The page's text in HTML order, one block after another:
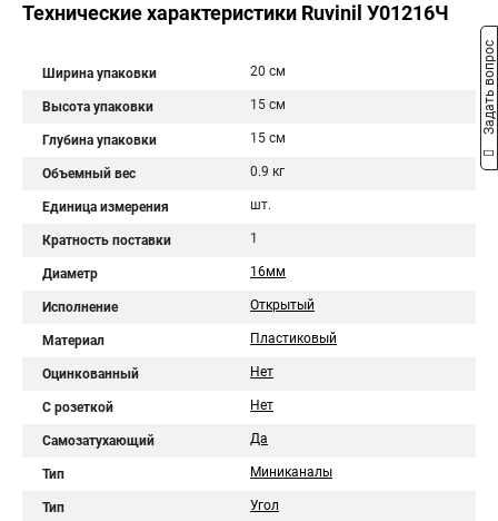
Технические характеристики Ruvinil У01216Ч
Ширина упаковки 20 см
Высота упаковки 15 см
Глубина упаковки 15 см
Объемный вес 0.9 кг
Единица измерения шт.
Кратность поставки 1
Диаметр 16мм
Исполнение Открытый
Материал Пластиковый
Оцинкованный Нет
С розеткой Нет
Самозатухающий Да
Тип Миниканалы
Тип Угол
Задать вопрос